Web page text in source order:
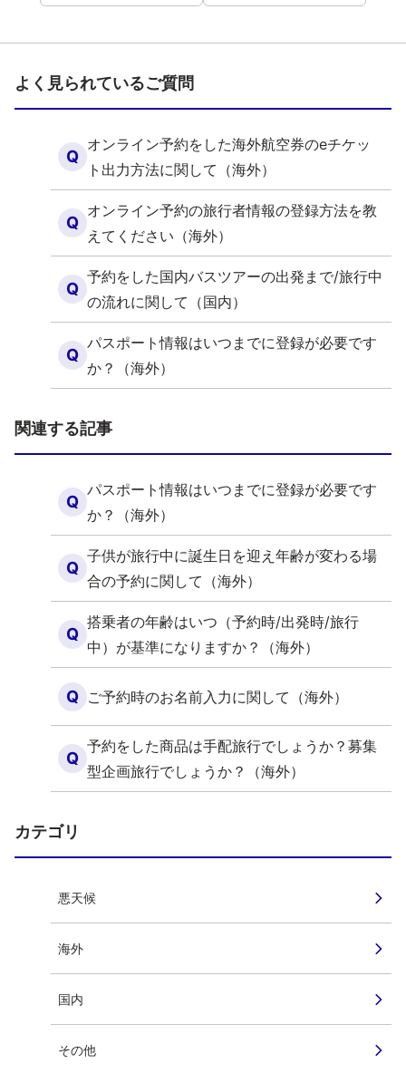
よく見られているご質問
Q
オンライン予約をした海外航空券のeチケッ
ト出力方法に関して（海外）
Q
オンライン予約の旅行者情報の登録方法を教
えてください（海外）
Q
予約をした国内バスツアーの出発まで/旅行中
の流れに関して（国内）
Q
パスポート情報はいつまでに登録が必要です
か？（海外）
関連する記事
Q
パスポート情報はいつまでに登録が必要です
か？（海外）
Q
子供が旅行中に誕生日を迎え年齢が変わる場
合の予約に関して（海外）
Q
搭乗者の年齢はいつ（予約時/出発時/旅行
中）が基準になりますか？（海外）
Q ご予約時のお名前入力に関して（海外）
Q
予約をした商品は手配旅行でしょうか？募集
型企画旅行でしょうか？（海外）
カテゴリ
悪天候
海外
国内
その他